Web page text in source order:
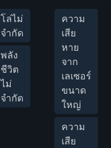
โล่ไม่
จำกัด
พลัง
ชีวิต
ไม่
จำกัด
ความ
เสีย
หาย
จาก
เลเซอร์
ขนาด
ใหญ่
ความ
เสีย